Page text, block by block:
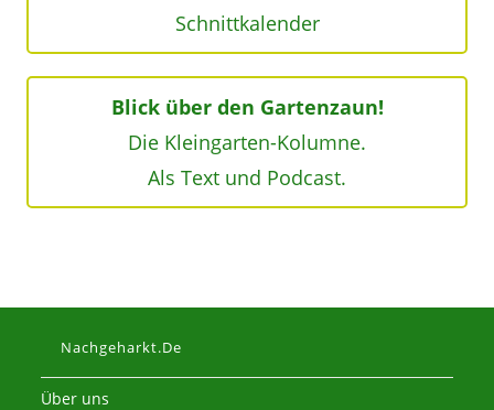
Schnittkalender
Blick über den Gartenzaun!
Die Kleingarten-Kolumne.
Als Text und Podcast.
Nachgeharkt.de
Über uns